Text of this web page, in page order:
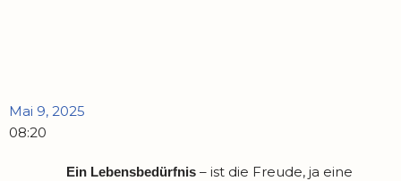
Mai 9, 2025
08:20
Ein Lebensbedürfnis – ist die Freude, ja eine